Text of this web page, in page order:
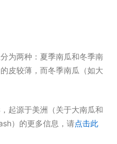
为两种：夏季南瓜和冬季南
皮较薄，而冬季南瓜（如大
起源于美洲（关于大南瓜和
）的更多信息，请点击此